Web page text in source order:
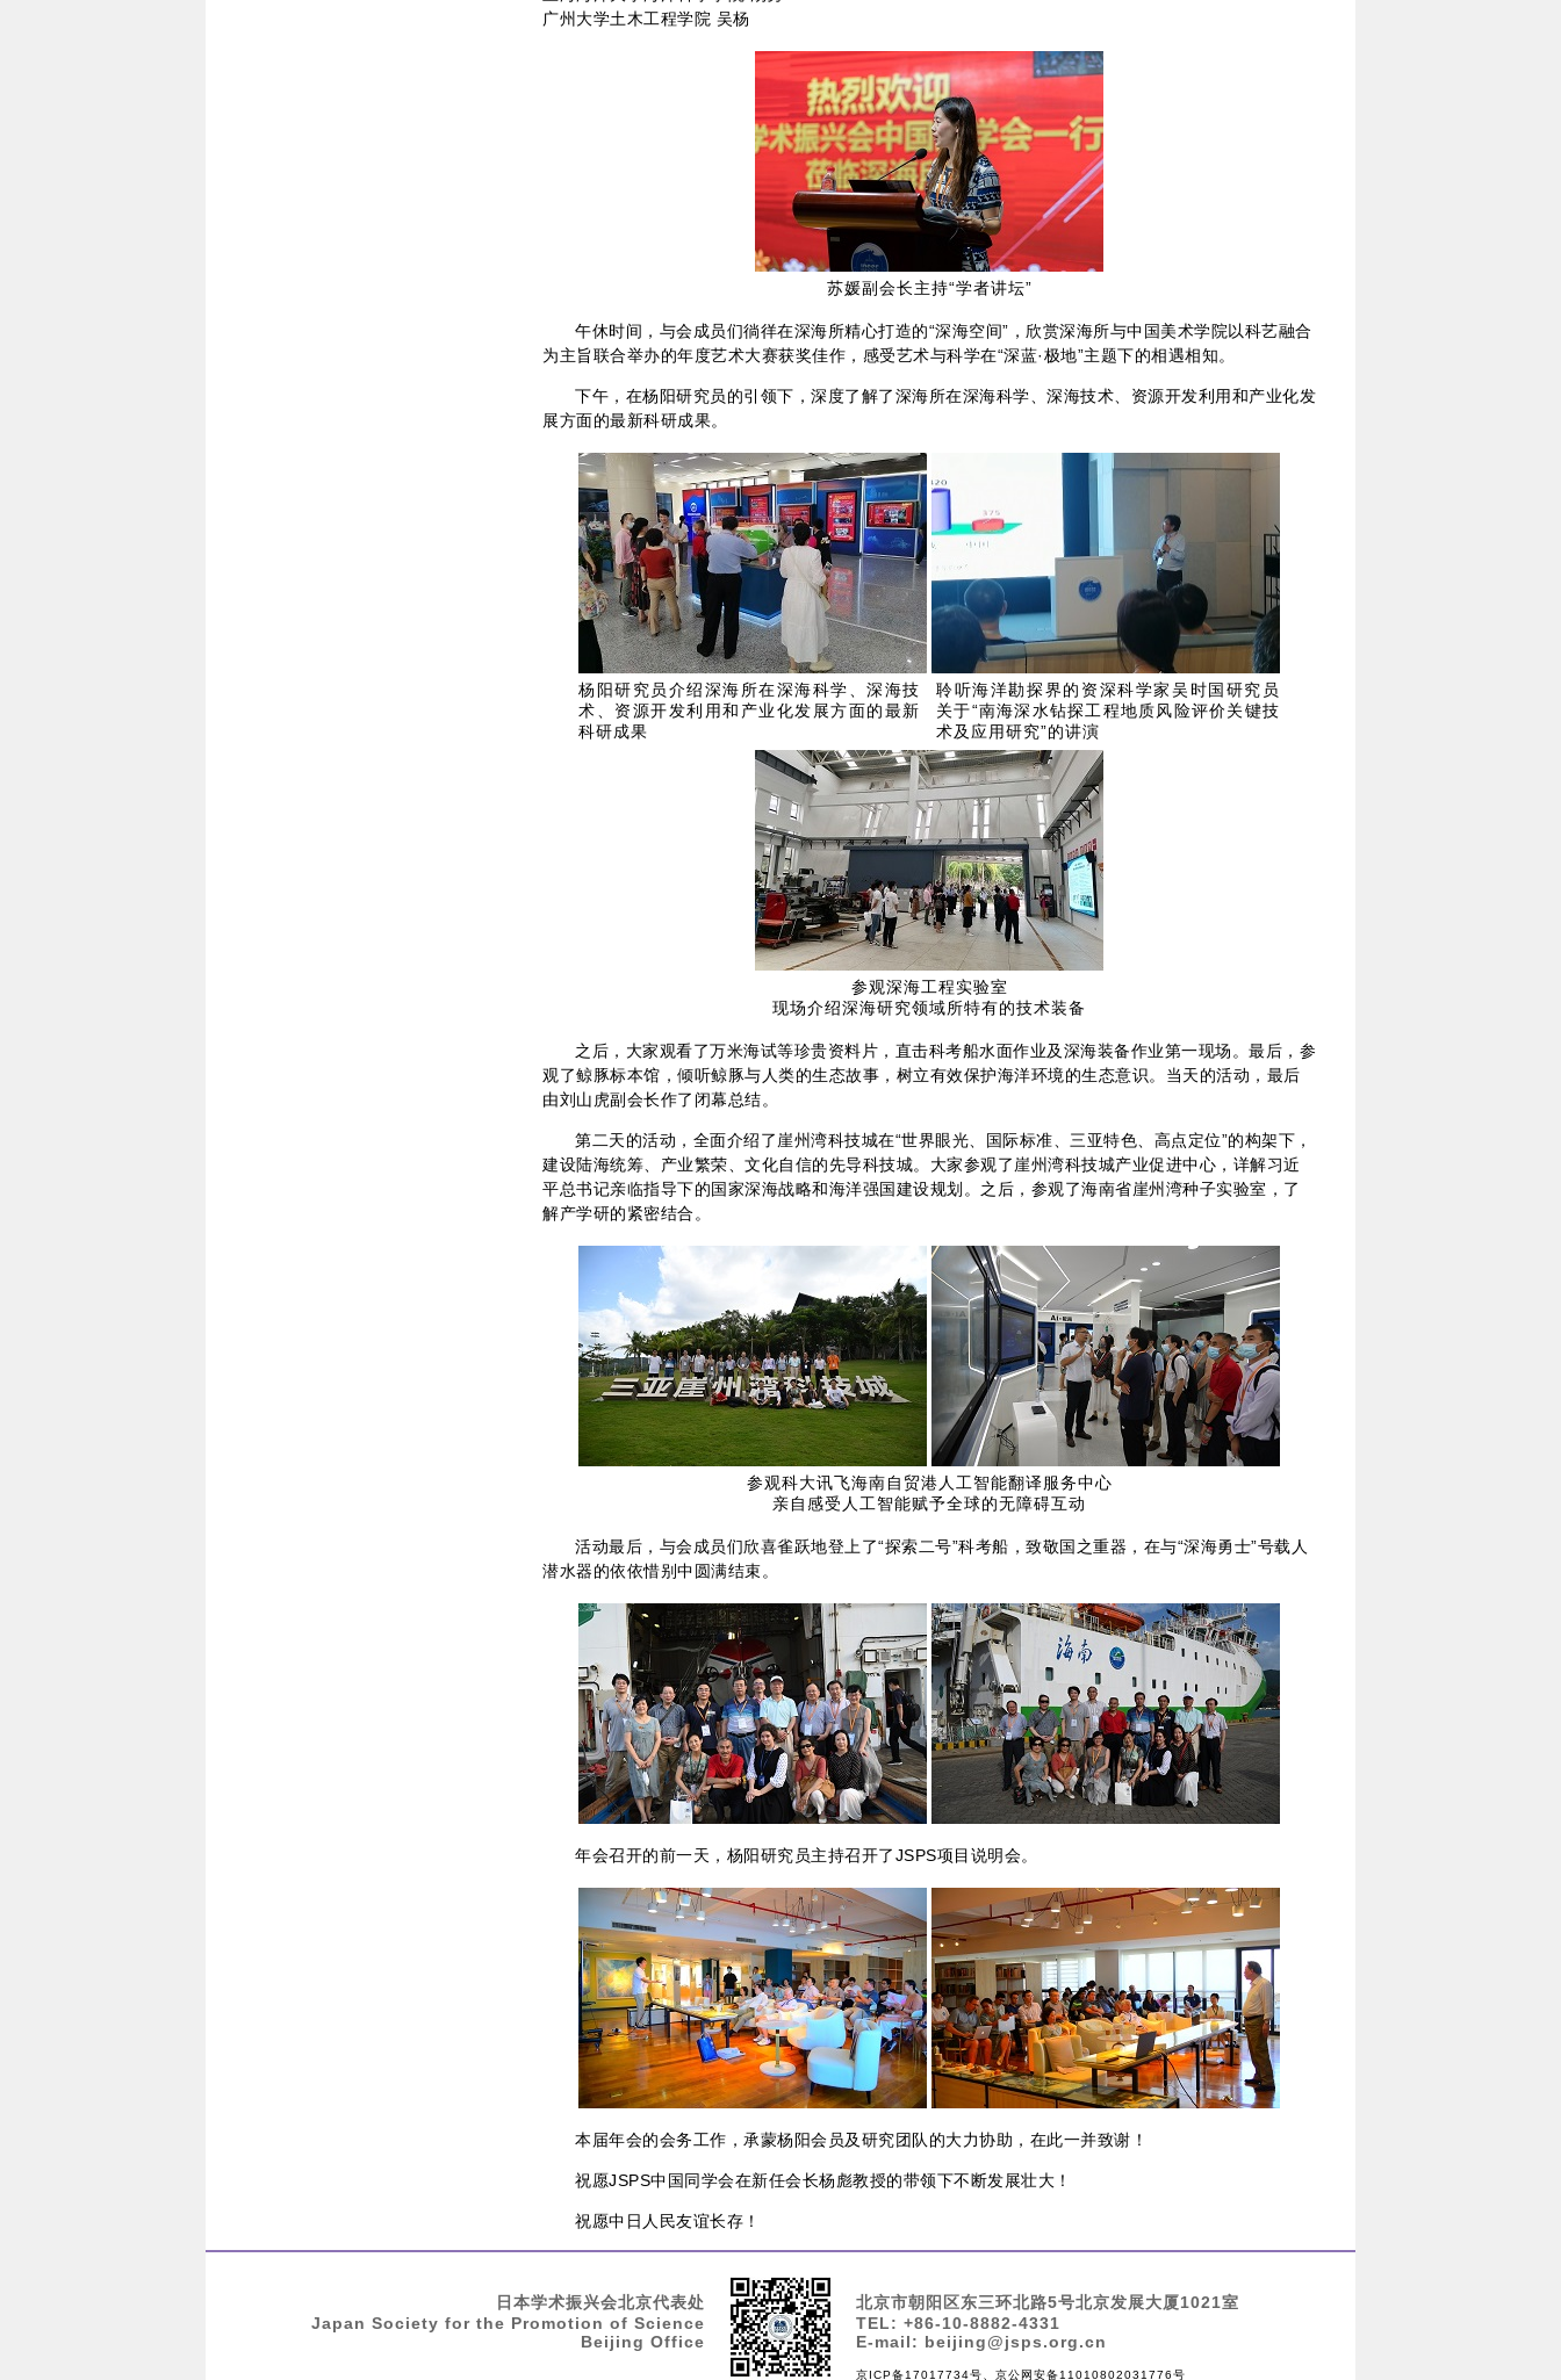
广州大学土木工程学院 吴杨
苏媛副会长主持“学者讲坛”
午休时间，与会成员们徜徉在深海所精心打造的“深海空间”，欣赏深海所与中国美术学院以科艺融合
为主旨联合举办的年度艺术大赛获奖佳作，感受艺术与科学在“深蓝·极地”主题下的相遇相知。
下午，在杨阳研究员的引领下，深度了解了深海所在深海科学、深海技术、资源开发利用和产业化发
展方面的最新科研成果。
杨阳研究员介绍深海所在深海科学、深海技
术、资源开发利用和产业化发展方面的最新
科研成果
聆听海洋勘探界的资深科学家吴时国研究员
关于“南海深水钻探工程地质风险评价关键技
术及应用研究”的讲演
参观深海工程实验室
现场介绍深海研究领域所特有的技术装备
之后，大家观看了万米海试等珍贵资料片，直击科考船水面作业及深海装备作业第一现场。最后，参
观了鲸豚标本馆，倾听鲸豚与人类的生态故事，树立有效保护海洋环境的生态意识。当天的活动，最后
由刘山虎副会长作了闭幕总结。
第二天的活动，全面介绍了崖州湾科技城在“世界眼光、国际标准、三亚特色、高点定位”的构架下，
建设陆海统筹、产业繁荣、文化自信的先导科技城。大家参观了崖州湾科技城产业促进中心，详解习近
平总书记亲临指导下的国家深海战略和海洋强国建设规划。之后，参观了海南省崖州湾种子实验室，了
解产学研的紧密结合。
参观科大讯飞海南自贸港人工智能翻译服务中心
亲自感受人工智能赋予全球的无障碍互动
活动最后，与会成员们欣喜雀跃地登上了“探索二号”科考船，致敬国之重器，在与“深海勇士”号载人
潜水器的依依惜别中圆满结束。
年会召开的前一天，杨阳研究员主持召开了JSPS项目说明会。
本届年会的会务工作，承蒙杨阳会员及研究团队的大力协助，在此一并致谢！
祝愿JSPS中国同学会在新任会长杨彪教授的带领下不断发展壮大！
祝愿中日人民友谊长存！